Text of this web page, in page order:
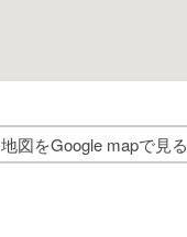
地図をGoogle mapで見る